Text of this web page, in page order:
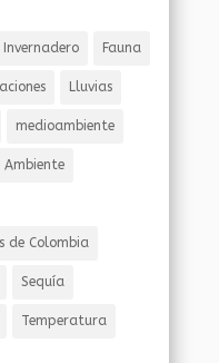
Invernadero Fauna
Lluvias
medioambiente
Ambiente
de Colombia
Sequía
Temperatura